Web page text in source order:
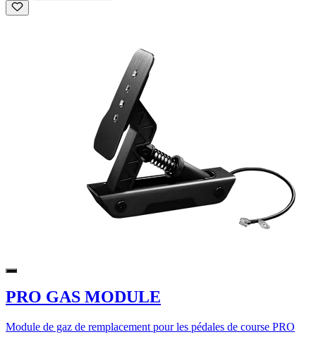
PRO GAS MODULE
Module de gaz de remplacement pour les pédales de course PRO